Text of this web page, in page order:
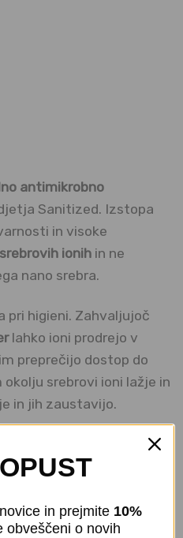
antimikrobno
Sanitized. Izstopa
in visoke
ionih in ne
nano srebra.
pri higieni. Zahvaljujoč
lahko ioni prodrejo v
preprečijo dostop do
okolju srebrovi ioni lažje in
in jih zaustavijo.
so z običajnim pranjem v
neprijetne vonjave
in prejmite 10%
obveščeni o novih